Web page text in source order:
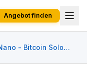
Angebot finden
- Bitcoin Solo